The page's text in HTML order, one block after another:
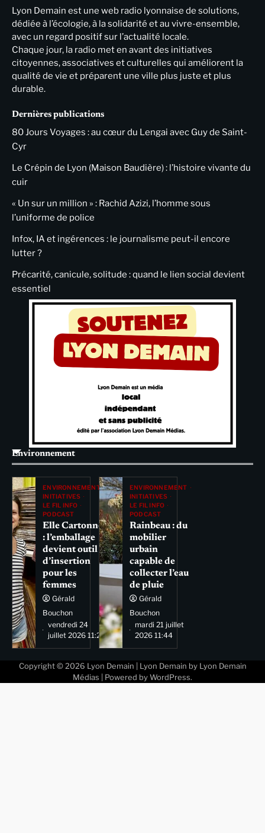
Lyon Demain est une web radio lyonnaise de solutions,
dédiée à l’écologie, à la solidarité et au vivre-ensemble,
avec un regard positif sur l’actualité locale.
Chaque jour, la radio met en avant des initiatives
citoyennes, associatives et culturelles qui améliorent la
qualité de vie et préparent une ville plus juste et plus
durable.
Dernières publications
80 Jours Voyages : au cœur du Lengai avec Guy de Saint-
Cyr
Le Crépin de Lyon (Maison Baudière) : l’histoire vivante du
cuir
« Un sur un million » : Rachid Azizi, l’homme sous
l’uniforme de police
Infox, IA et ingérences : le journalisme peut-il encore
lutter ?
Précarité, canicule, solitude : quand le lien social devient
essentiel
Environnement
ENVIRONNEMENT
INITIATIVES
LE FIL INFO
PODCAST
Elle Cartonne
: l’emballage
devient outil
d’insertion
pour les
femmes
Gérald
Bouchon
vendredi 24
juillet 2026 11:29
ENVIRONNEMENT
INITIATIVES
LE FIL INFO
PODCAST
Rainbeau : du
mobilier
urbain
capable de
collecter l’eau
de pluie
Gérald
Bouchon
mardi 21 juillet
2026 11:44
Copyright © 2026 Lyon Demain | Lyon Demain by Lyon Demain
Médias | Powered by WordPress.